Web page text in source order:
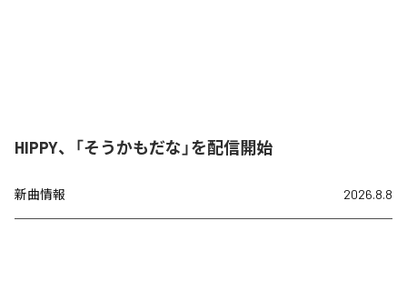
HIPPY、「そうかもだな」を配信開始
新曲情報 2026.8.8